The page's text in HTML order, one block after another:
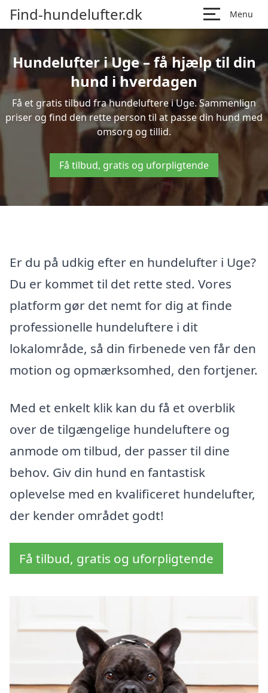
Find-hundelufter.dk Menu
Hundelufter i Uge – få hjælp til din
hund i hverdagen
Få et gratis tilbud fra hundeluftere i Uge. Sammenlign
priser og find den rette person til at passe din hund med
omsorg og tillid.
Få tilbud, gratis og uforpligtende
Er du på udkig efter en hundelufter i Uge?
Du er kommet til det rette sted. Vores
platform gør det nemt for dig at finde
professionelle hundeluftere i dit
lokalområde, så din firbenede ven får den
motion og opmærksomhed, den fortjener.
Med et enkelt klik kan du få et overblik
over de tilgængelige hundeluftere og
anmode om tilbud, der passer til dine
behov. Giv din hund en fantastisk
oplevelse med en kvalificeret hundelufter,
der kender området godt!
Få tilbud, gratis og uforpligtende